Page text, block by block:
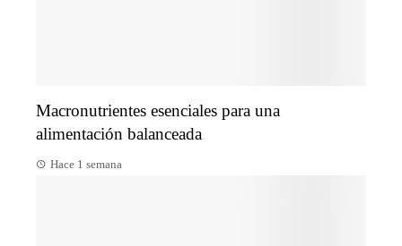
Macronutrientes esenciales para una
alimentación balanceada
Hace 1 semana